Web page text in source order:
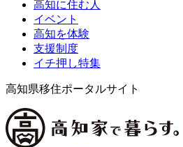
高知に住む人
イベント
高知を体験
支援制度
イチ押し特集
高知県移住ポータルサイト